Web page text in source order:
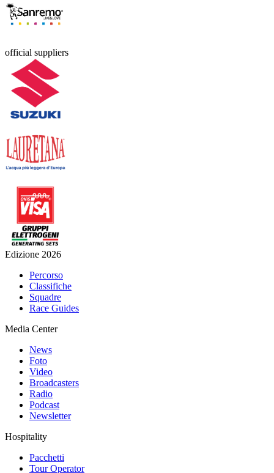
official suppliers
Edizione 2026
Percorso
Classifiche
Squadre
Race Guides
Media Center
News
Foto
Video
Broadcasters
Radio
Podcast
Newsletter
Hospitality
Pacchetti
Tour Operator